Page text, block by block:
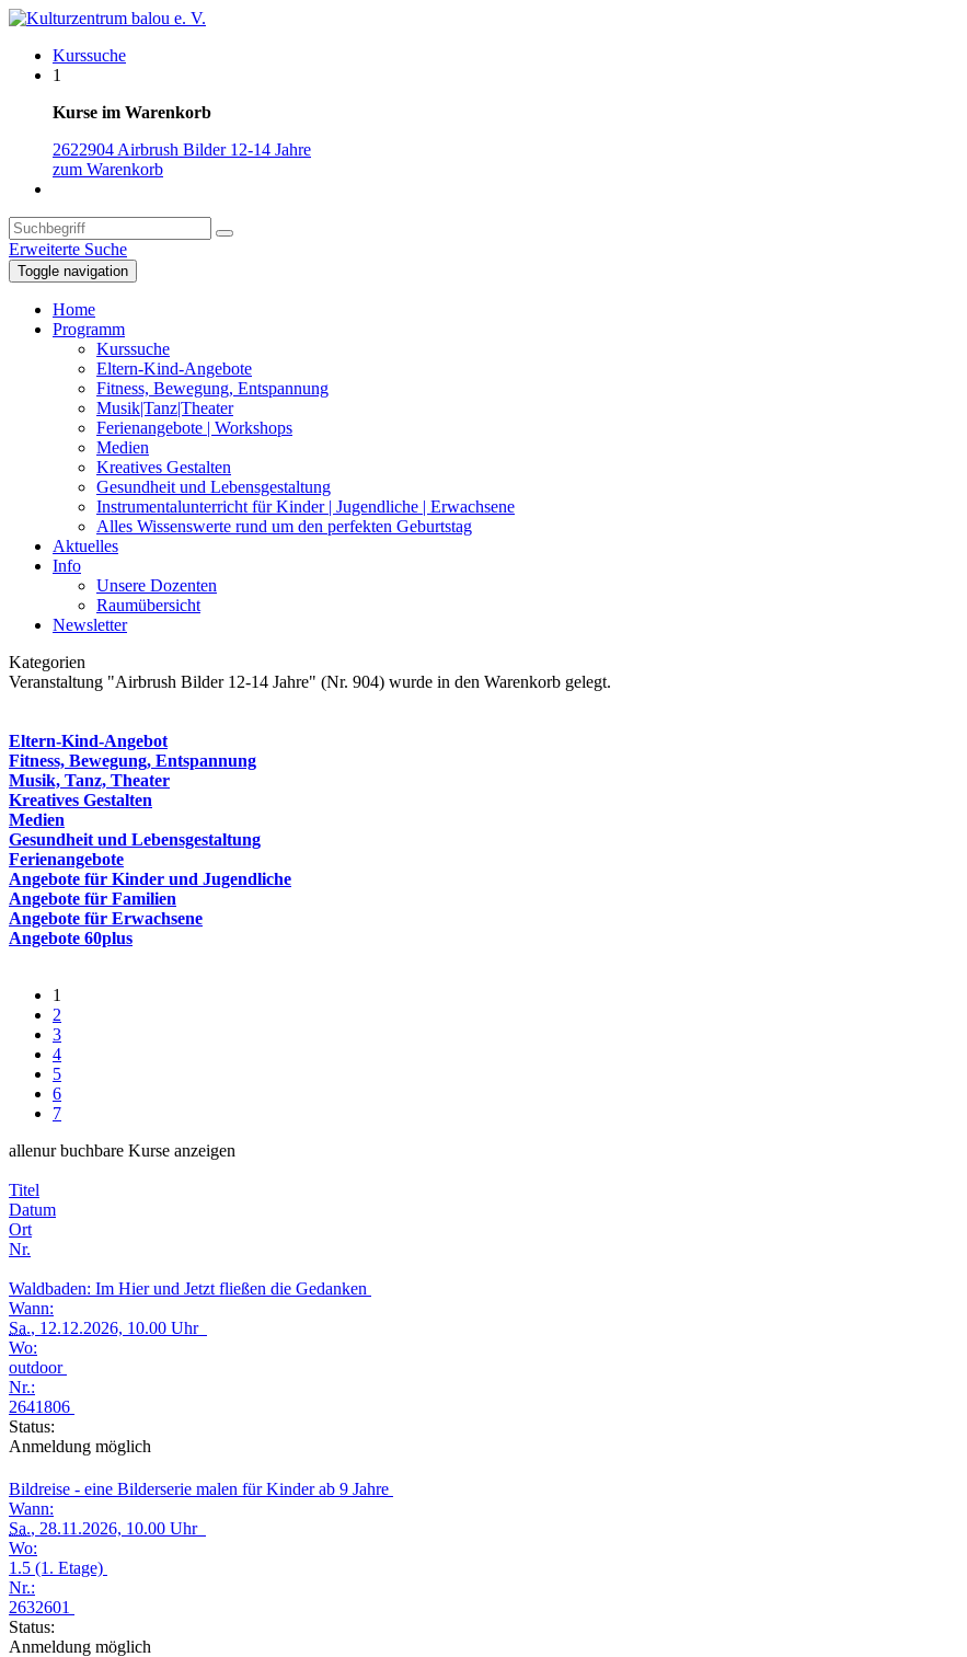
Kurssuche
1
Kurse im Warenkorb
2622904 Airbrush Bilder 12-14 Jahre
zum Warenkorb
Erweiterte Suche
Toggle navigation
Home
Programm
Kurssuche
Eltern-Kind-Angebote
Fitness, Bewegung, Entspannung
Musik|Tanz|Theater
Ferienangebote | Workshops
Medien
Kreatives Gestalten
Gesundheit und Lebensgestaltung
Instrumentalunterricht für Kinder | Jugendliche | Erwachsene
Alles Wissenswerte rund um den perfekten Geburtstag
Aktuelles
Info
Unsere Dozenten
Raumübersicht
Newsletter
Kategorien
Veranstaltung "Airbrush Bilder 12-14 Jahre" (Nr. 904) wurde in den Warenkorb gelegt.
Eltern-Kind-Angebot
Fitness, Bewegung, Entspannung
Musik, Tanz, Theater
Kreatives Gestalten
Medien
Gesundheit und Lebensgestaltung
Ferienangebote
Angebote für Kinder und Jugendliche
Angebote für Familien
Angebote für Erwachsene
Angebote 60plus
1
2
3
4
5
6
7
allenur buchbare Kurse anzeigen
Titel
Datum
Ort
Nr.
Waldbaden: Im Hier und Jetzt fließen die Gedanken
Wann:
Sa., 12.12.2026, 10.00 Uhr
Wo:
outdoor
Nr.:
2641806
Status:
Anmeldung möglich
Bildreise - eine Bilderserie malen für Kinder ab 9 Jahre
Wann:
Sa., 28.11.2026, 10.00 Uhr
Wo:
1.5 (1. Etage)
Nr.:
2632601
Status:
Anmeldung möglich